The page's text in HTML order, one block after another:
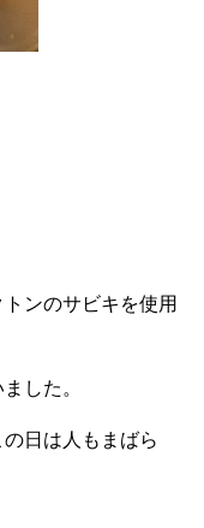
ンのサビキを使用
した。
日は人もまばら